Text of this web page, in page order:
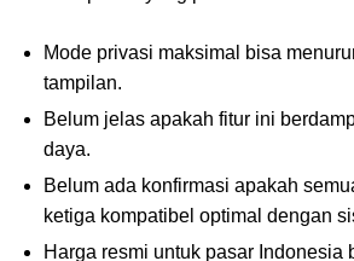
Mode privasi maksimal bisa
tampilan.
Belum jelas apakah fitur ini
daya.
Belum ada konfirmasi apakah
ketiga kompatibel optimal dengan
Harga resmi untuk pasar Indonesia